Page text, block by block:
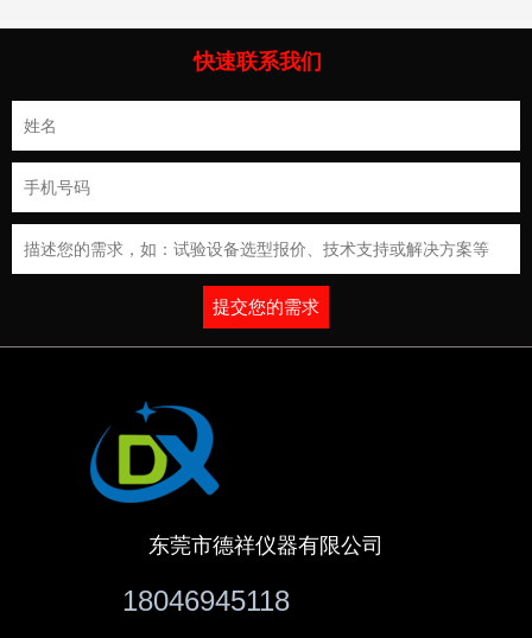
快速联系我们
提交您的需求
东莞市德祥仪器有限公司
18046945118